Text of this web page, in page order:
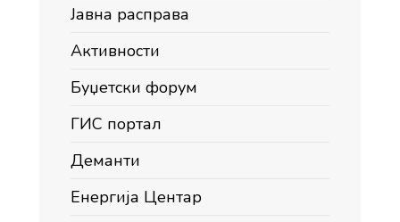
Јавна расправа
Активности
Буџетски форум
ГИС портал
Деманти
Енергија Центар